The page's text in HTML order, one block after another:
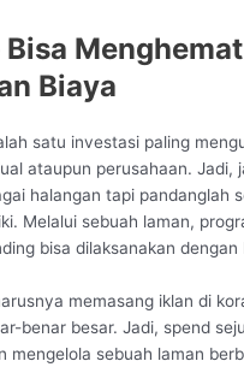
Menghemat
Biaya
satu investasi paling
ataupun perusahaan. Jadi,
halangan tapi pandanglah
Melalui sebuah laman,
bisa dilaksanakan dengan
memasang iklan di
benar besar. Jadi, spend
mengelola sebuah laman